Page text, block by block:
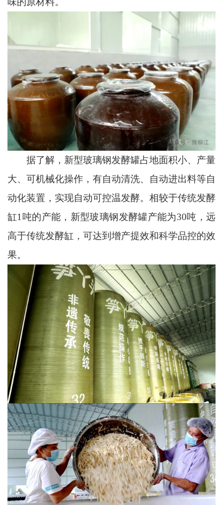
据了解，新型玻璃钢发酵罐占地面积小、产量
大、可机械化操作，有自动清洗、自动进出料等自
动化装置，实现自动可控温发酵。相较于传统发酵
缸1吨的产能，新型玻璃钢发酵罐产能为30吨，远
高于传统发酵缸，可达到增产提效和科学品控的效
果。